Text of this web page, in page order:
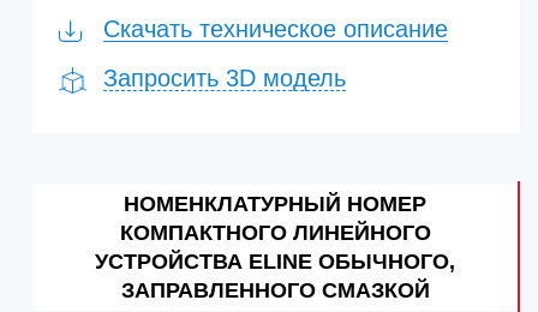
Скачать техническое описание
Запросить 3D модель
НОМЕНКЛАТУРНЫЙ НОМЕР
КОМПАКТНОГО ЛИНЕЙНОГО
УСТРОЙСТВА ELINE ОБЫЧНОГО,
ЗАПРАВЛЕННОГО СМАЗКОЙ